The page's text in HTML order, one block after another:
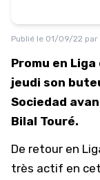
Publié le 01/09/22 par
Promu en
jeudi son
Sociedad
Bilal Touré.
De retour en
très actif en